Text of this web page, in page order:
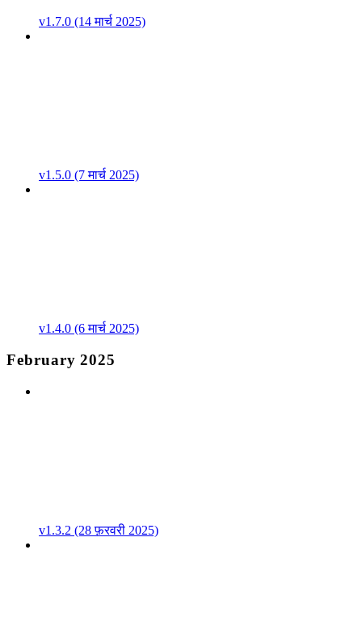
v1.7.0 (14 मार्च 2025)
v1.5.0 (7 मार्च 2025)
v1.4.0 (6 मार्च 2025)
February 2025
v1.3.2 (28 फ़रवरी 2025)